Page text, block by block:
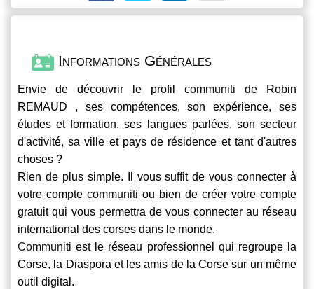
Informations Générales
Envie de découvrir le profil communiti de Robin
REMAUD , ses compétences, son expérience, ses
études et formation, ses langues parlées, son secteur
d'activité, sa ville et pays de résidence et tant d'autres
choses ?
Rien de plus simple. Il vous suffit de vous connecter à
votre compte communiti ou bien de créer votre compte
gratuit qui vous permettra de vous connecter au réseau
international des corses dans le monde.
Communiti est le réseau professionnel qui regroupe la
Corse, la Diaspora et les amis de la Corse sur un même
outil digital.